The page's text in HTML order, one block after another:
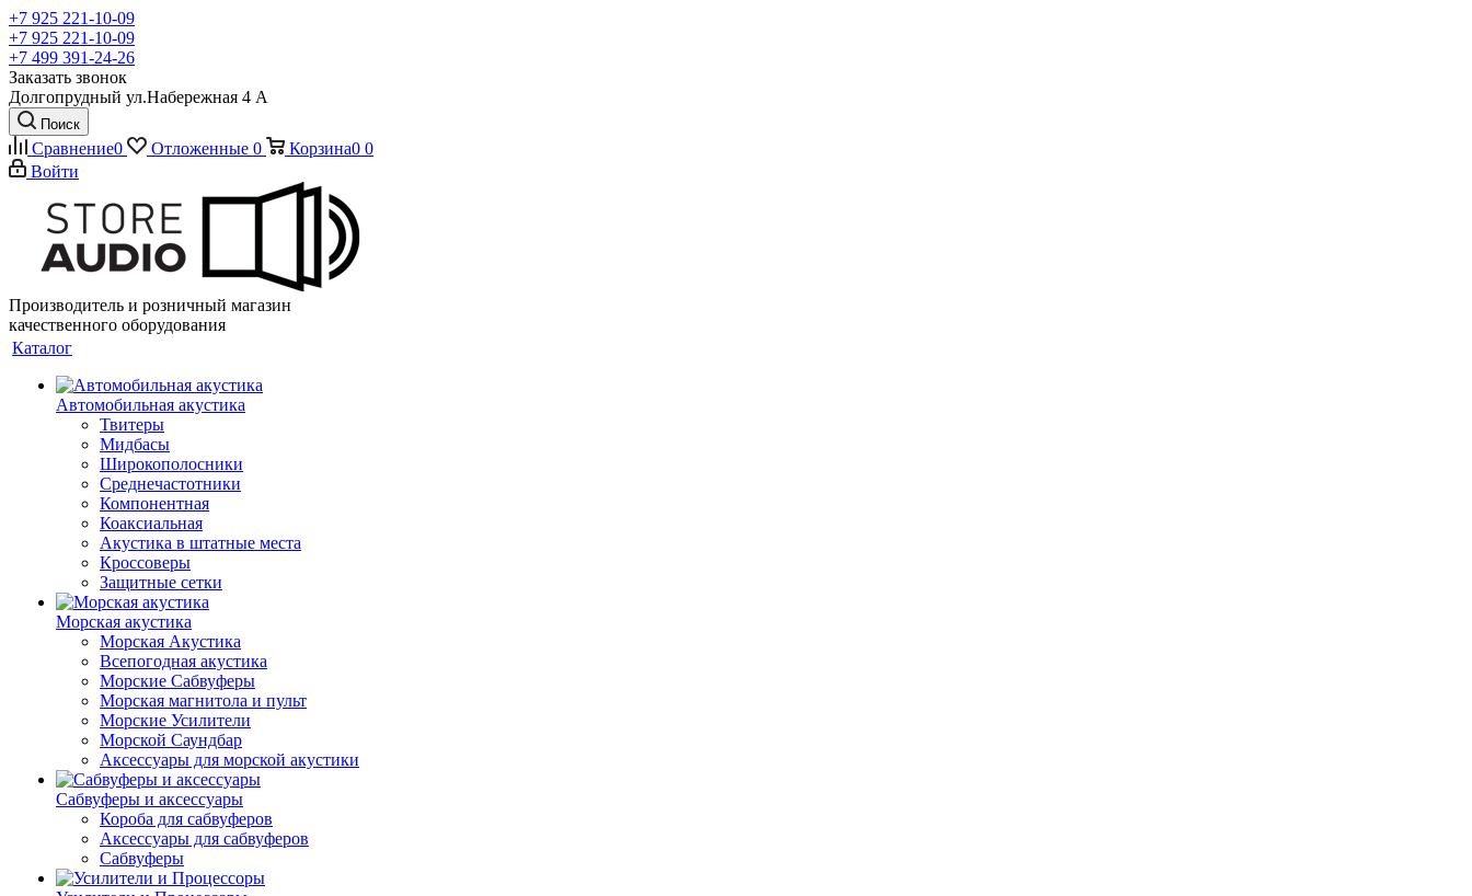
+7 925 221-10-09
+7 925 221-10-09
+7 499 391-24-26
Заказать звонок
Долгопрудный ул.Набережная 4 А
Поиск
Сравнение0 Отложенные 0 Корзина0 0
Войти
Производитель и розничный магазин
качественного оборудования
Каталог
Автомобильная акустика
Твитеры
Мидбасы
Широкополосники
Среднечастотники
Компонентная
Коаксиальная
Акустика в штатные места
Кроссоверы
Защитные сетки
Морская акустика
Морская Акустика
Всепогодная акустика
Морские Сабвуферы
Морская магнитола и пульт
Морские Усилители
Морской Cаундбар
Аксессуары для морской акустики
Сабвуферы и аксессуары
Короба для сабвуферов
Аксессуары для сабвуферов
Сабвуферы